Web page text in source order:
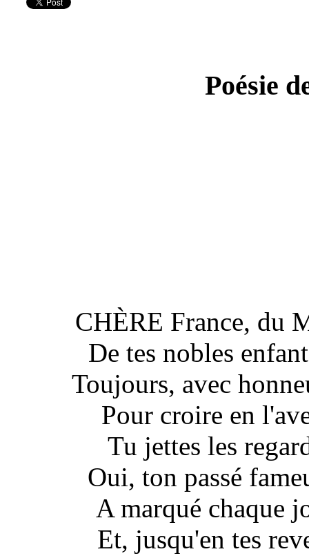
Poésie
CHÈRE France, du
De tes nobles
Toujours, avec
Pour croire en
Tu jettes les
Oui, ton passé
A marqué chaque
Et, jusqu'en tes